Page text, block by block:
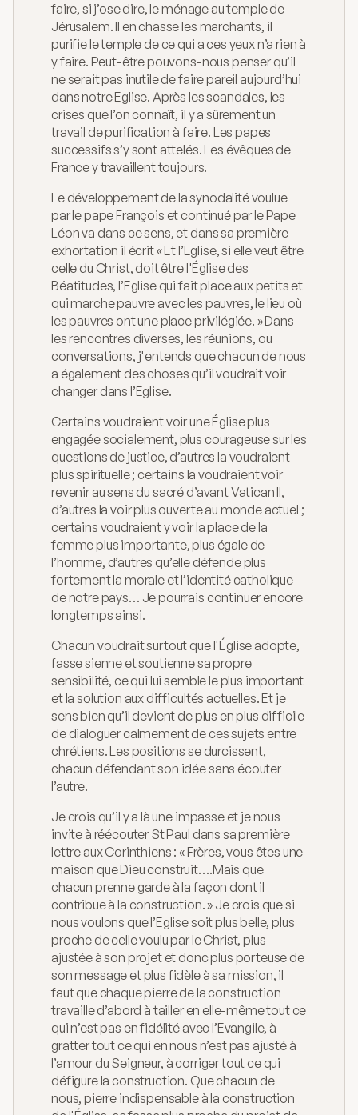
faire, si j’ose dire, le ménage au temple de
Jérusalem. Il en chasse les marchants, il
purifie le temple de ce qui a ces yeux n’a rien à
y faire. Peut-être pouvons-nous penser qu’il
ne serait pas inutile de faire pareil aujourd’hui
dans notre Eglise. Après les scandales, les
crises que l’on connaît, il y a sûrement un
travail de purification à faire. Les papes
successifs s’y sont attelés. Les évêques de
France y travaillent toujours.
Le développement de la synodalité voulue
par le pape François et continué par le Pape
Léon va dans ce sens, et dans sa première
exhortation il écrit « Et l’Eglise, si elle veut être
celle du Christ, doit être l'Église des
Béatitudes, l’Eglise qui fait place aux petits et
qui marche pauvre avec les pauvres, le lieu où
les pauvres ont une place privilégiée. » Dans
les rencontres diverses, les réunions, ou
conversations, j'entends que chacun de nous
a également des choses qu’il voudrait voir
changer dans l’Eglise.
Certains voudraient voir une Église plus
engagée socialement, plus courageuse sur les
questions de justice, d’autres la voudraient
plus spirituelle ; certains la voudraient voir
revenir au sens du sacré d’avant Vatican II,
d’autres la voir plus ouverte au monde actuel ;
certains voudraient y voir la place de la
femme plus importante, plus égale de
l’homme, d’autres qu’elle défende plus
fortement la morale et l’identité catholique
de notre pays… Je pourrais continuer encore
longtemps ainsi.
Chacun voudrait surtout que l'Église adopte,
fasse sienne et soutienne sa propre
sensibilité, ce qui lui semble le plus important
et la solution aux difficultés actuelles. Et je
sens bien qu’il devient de plus en plus difficile
de dialoguer calmement de ces sujets entre
chrétiens. Les positions se durcissent,
chacun défendant son idée sans écouter
l’autre.
Je crois qu’il y a là une impasse et je nous
invite à réécouter St Paul dans sa première
lettre aux Corinthiens : « Frères, vous êtes une
maison que Dieu construit….Mais que
chacun prenne garde à la façon dont il
contribue à la construction. » Je crois que si
nous voulons que l’Eglise soit plus belle, plus
proche de celle voulu par le Christ, plus
ajustée à son projet et donc plus porteuse de
son message et plus fidèle à sa mission, il
faut que chaque pierre de la construction
travaille d’abord à tailler en elle-même tout ce
qui n’est pas en fidélité avec l’Evangile, à
gratter tout ce qui en nous n’est pas ajusté à
l’amour du Seigneur, à corriger tout ce qui
défigure la construction. Que chacun de
nous, pierre indispensable à la construction